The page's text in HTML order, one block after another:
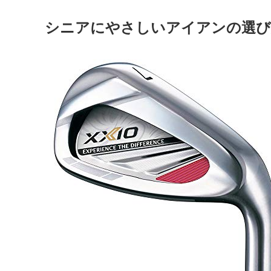
シニアにやさしいアイアンの選